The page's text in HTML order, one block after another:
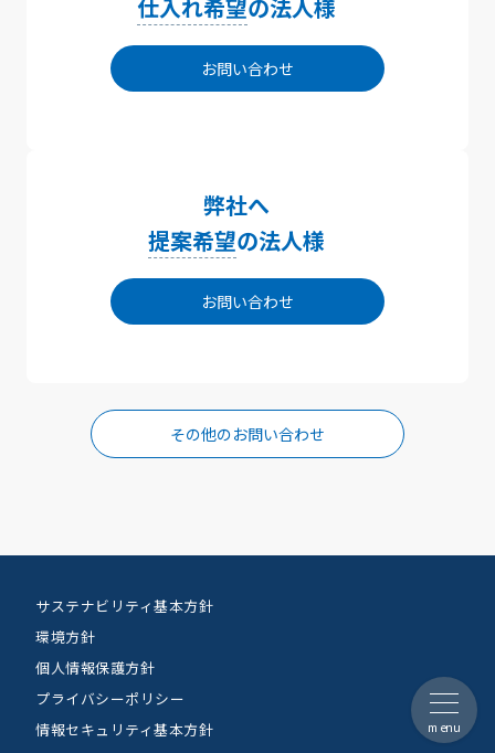
仕入れ希望の法人様
お問い合わせ
弊社へ
提案希望の法人様
お問い合わせ
その他のお問い合わせ
サステナビリティ基本方針
環境方針
個人情報保護方針
プライバシーポリシー
情報セキュリティ基本方針
menu